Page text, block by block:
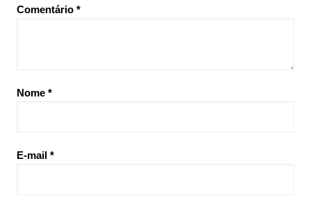
Comentário *
Nome *
E-mail *